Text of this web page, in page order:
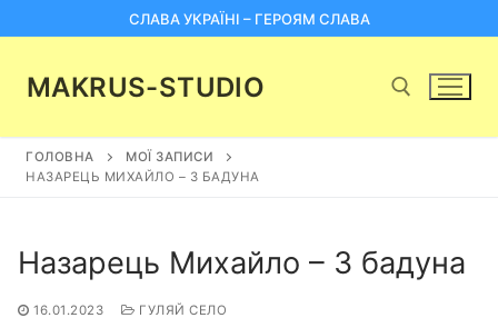
до
СЛАВА УКРАЇНІ – ГЕРОЯМ СЛАВА
MAKRUS-STUDIO
Пошук:
ГОЛОВНА
МОЇ ЗАПИСИ
НАЗАРЕЦЬ МИХАЙЛО – З БАДУНА
Назарець Михайло – З бадуна
16.01.2023 ГУЛЯЙ СЕЛО